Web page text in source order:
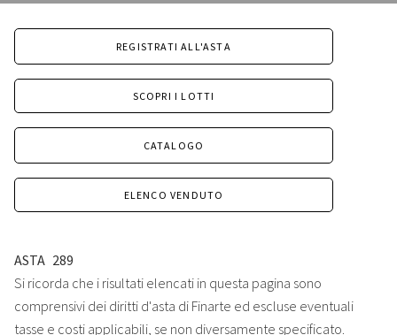
REGISTRATI ALL'ASTA
SCOPRI I LOTTI
CATALOGO
ELENCO VENDUTO
ASTA 289
Si ricorda che i risultati elencati in questa pagina sono
comprensivi dei diritti d'asta di Finarte ed escluse eventuali
tasse e costi applicabili, se non diversamente specificato.